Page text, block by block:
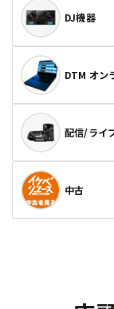
DJ機器
DTM オン
配信/ライ
中古